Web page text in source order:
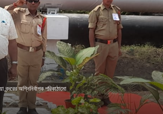
অগ্নিনির্বাপক পরিকাঠামো